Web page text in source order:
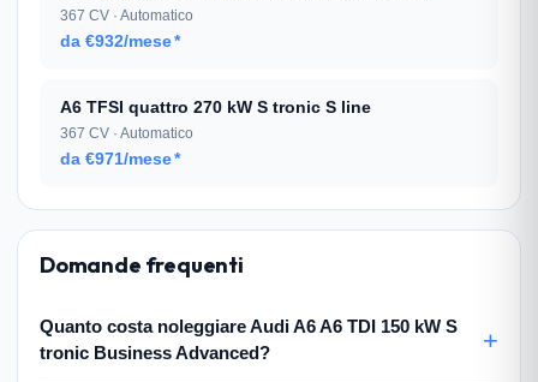
367 CV · Automatico
da €932/mese*
A6 TFSI quattro 270 kW S tronic S line
367 CV · Automatico
da €971/mese*
Domande frequenti
Quanto costa noleggiare Audi A6 A6 TDI 150 kW S
tronic Business Advanced?